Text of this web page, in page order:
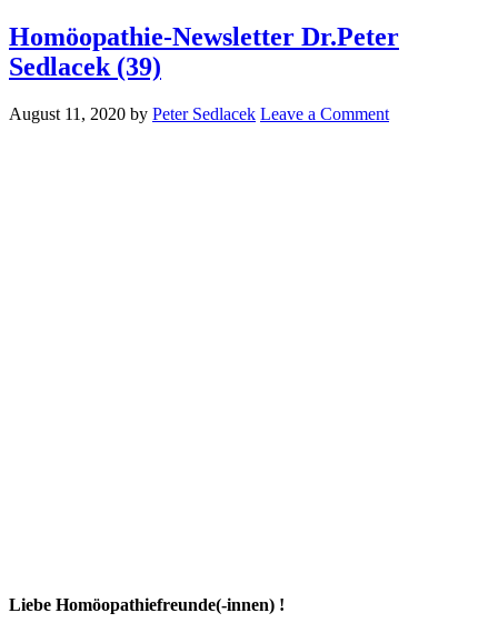
Homöopathie-Newsletter Dr.Peter
Sedlacek (39)
August 11, 2020 by Peter Sedlacek Leave a Comment
Liebe Homöopathiefreunde(-innen) !